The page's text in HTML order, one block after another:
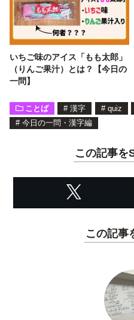
いちご味のアイス「もも太郎」
（りんご果汁）とは？【今日の
一問】
ことば # 漢字 # quiz
# 今日の一問・漢字編
この記事を
この記事